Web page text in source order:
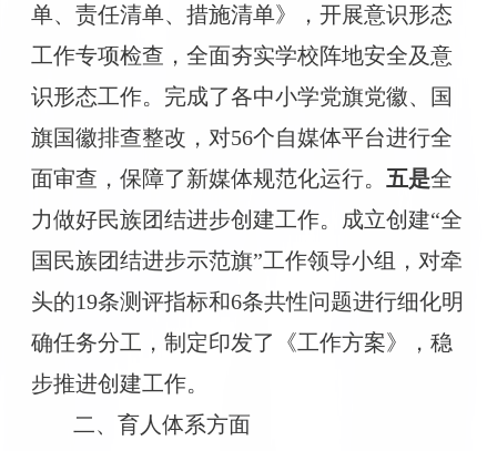
单、责任清单、措施清单》，开展意识形态
工作专项检查， 全面夯实学校阵地安全及意
识形态工作。完成了各中小学党旗党徽、国
旗国徽排查整改，对56个自媒体平台进行全
面审查，保障了新媒体规范化运行。 五是全
力做好民族团结进步创建工作。 成立创建“全
国民族团结进步示范旗”工作领导小组，对牵
头的19条测评指标和6条共性问题进行细化明
确任务分工，制定印发了《工作方案》 ， 稳
步推进创建工作。
二、育人体系方面